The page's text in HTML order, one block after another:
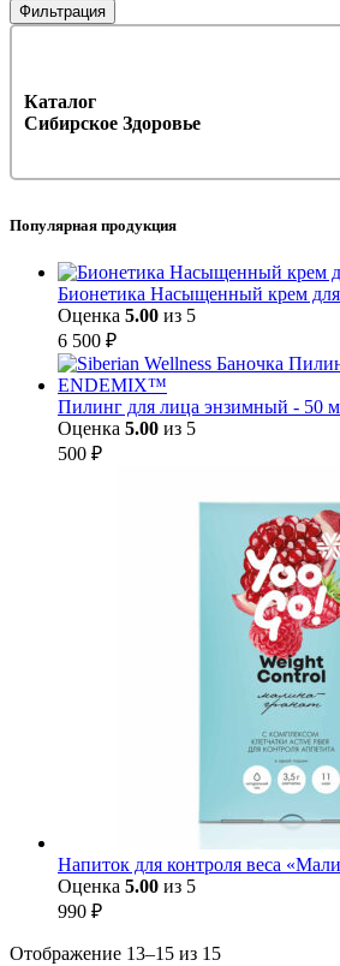
Фильтрация
Каталог
Сибирское Здоровье
Популярная продукция
Бионетика Насыщенный крем
Оценка 5.00 из 5
6 500 ₽
Пилинг для лица энзимный - 50
Оценка 5.00 из 5
500 ₽
Напиток для контроля веса
Оценка 5.00 из 5
990 ₽
Отображение 13–15 из 15